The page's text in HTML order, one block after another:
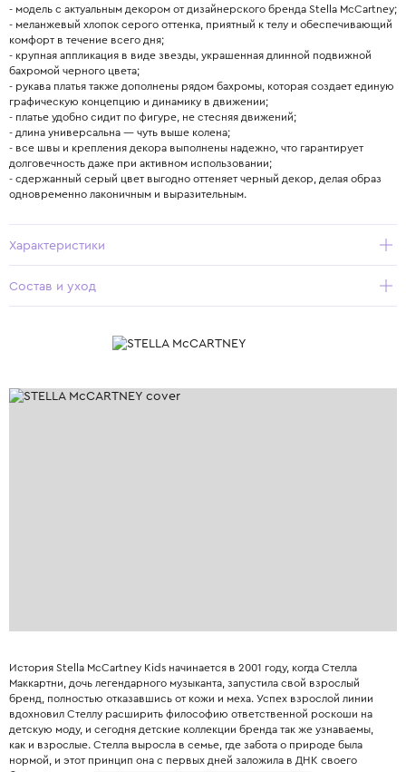
- модель с актуальным декором от дизайнерского бренда Stella McCartney;
- меланжевый хлопок серого оттенка, приятный к телу и обеспечивающий
комфорт в течение всего дня;
- крупная аппликация в виде звезды, украшенная длинной подвижной
бахромой черного цвета;
- рукава платья также дополнены рядом бахромы, которая создает единую
графическую концепцию и динамику в движении;
- платье удобно сидит по фигуре, не стесняя движений;
- длина универсальна — чуть выше колена;
- все швы и крепления декора выполнены надежно, что гарантирует
долговечность даже при активном использовании;
- сдержанный серый цвет выгодно оттеняет черный декор, делая образ
одновременно лаконичным и выразительным.
Характеристики
Состав и уход
История Stella McCartney Kids начинается в 2001 году, когда Стелла
Маккартни, дочь легендарного музыканта, запустила свой взрослый
бренд, полностью отказавшись от кожи и меха. Успех взрослой линии
вдохновил Стеллу расширить философию ответственной роскоши на
детскую моду, и сегодня детские коллекции бренда так же узнаваемы,
как и взрослые. Стелла выросла в семье, где забота о природе была
нормой, и этот принцип она с первых дней заложила в ДНК своего